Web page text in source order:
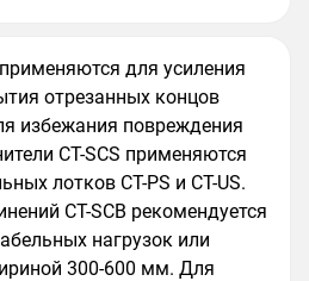
для усиления
отрезанных концов
избежания повреждения
CT-SCS применяются
лотков CT-PS и CT-US.
CT-SCB рекомендуется
нагрузок или
300-600 мм. Для